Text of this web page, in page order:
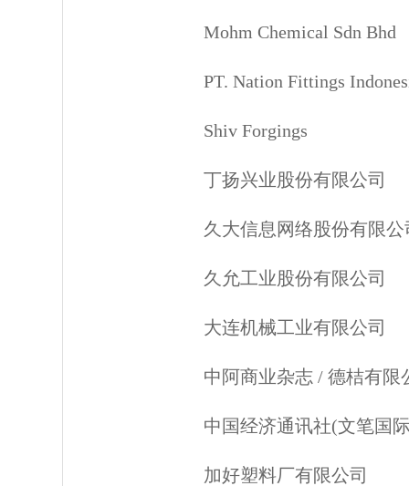
Mohm Chemical Sdn Bhd
PT. Nation Fittings
Shiv Forgings
丁扬兴业股份有限公司
久大信息网络股份有限公
久允工业股份有限公司
大连机械工业有限公司
中阿商业杂志 / 德桔有限
中国经济通讯社(文笔国
加好塑料厂有限公司